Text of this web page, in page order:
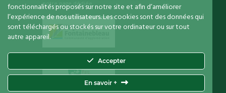
notre page dédiée
fonctionnalités proposés sur notre site et afin d’améliorer
l’expérience de nos utilisateurs. Les cookies sont des données qui
sont téléchargés ou stockés sur votre ordinateur ou sur tout
autre appareil.
Accepter
En savoir +